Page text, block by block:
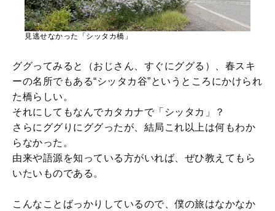
見逃せなかった「シッタカ橋」
ググってみると（おじさん、すぐにググる）、春スキ
ーの名所でもある“シッタカ谷”というところにかけられ
た橋らしい。
それにしてもなんでカタカナで「シッタカ」？
さらにググりにググったが、結局これ以上は何もわか
らなかった。
由来や語源を知っている方がいれば、ぜひ教えてもら
いたいものである。
こんなことばっかりしているので、僕の旅はなかなか